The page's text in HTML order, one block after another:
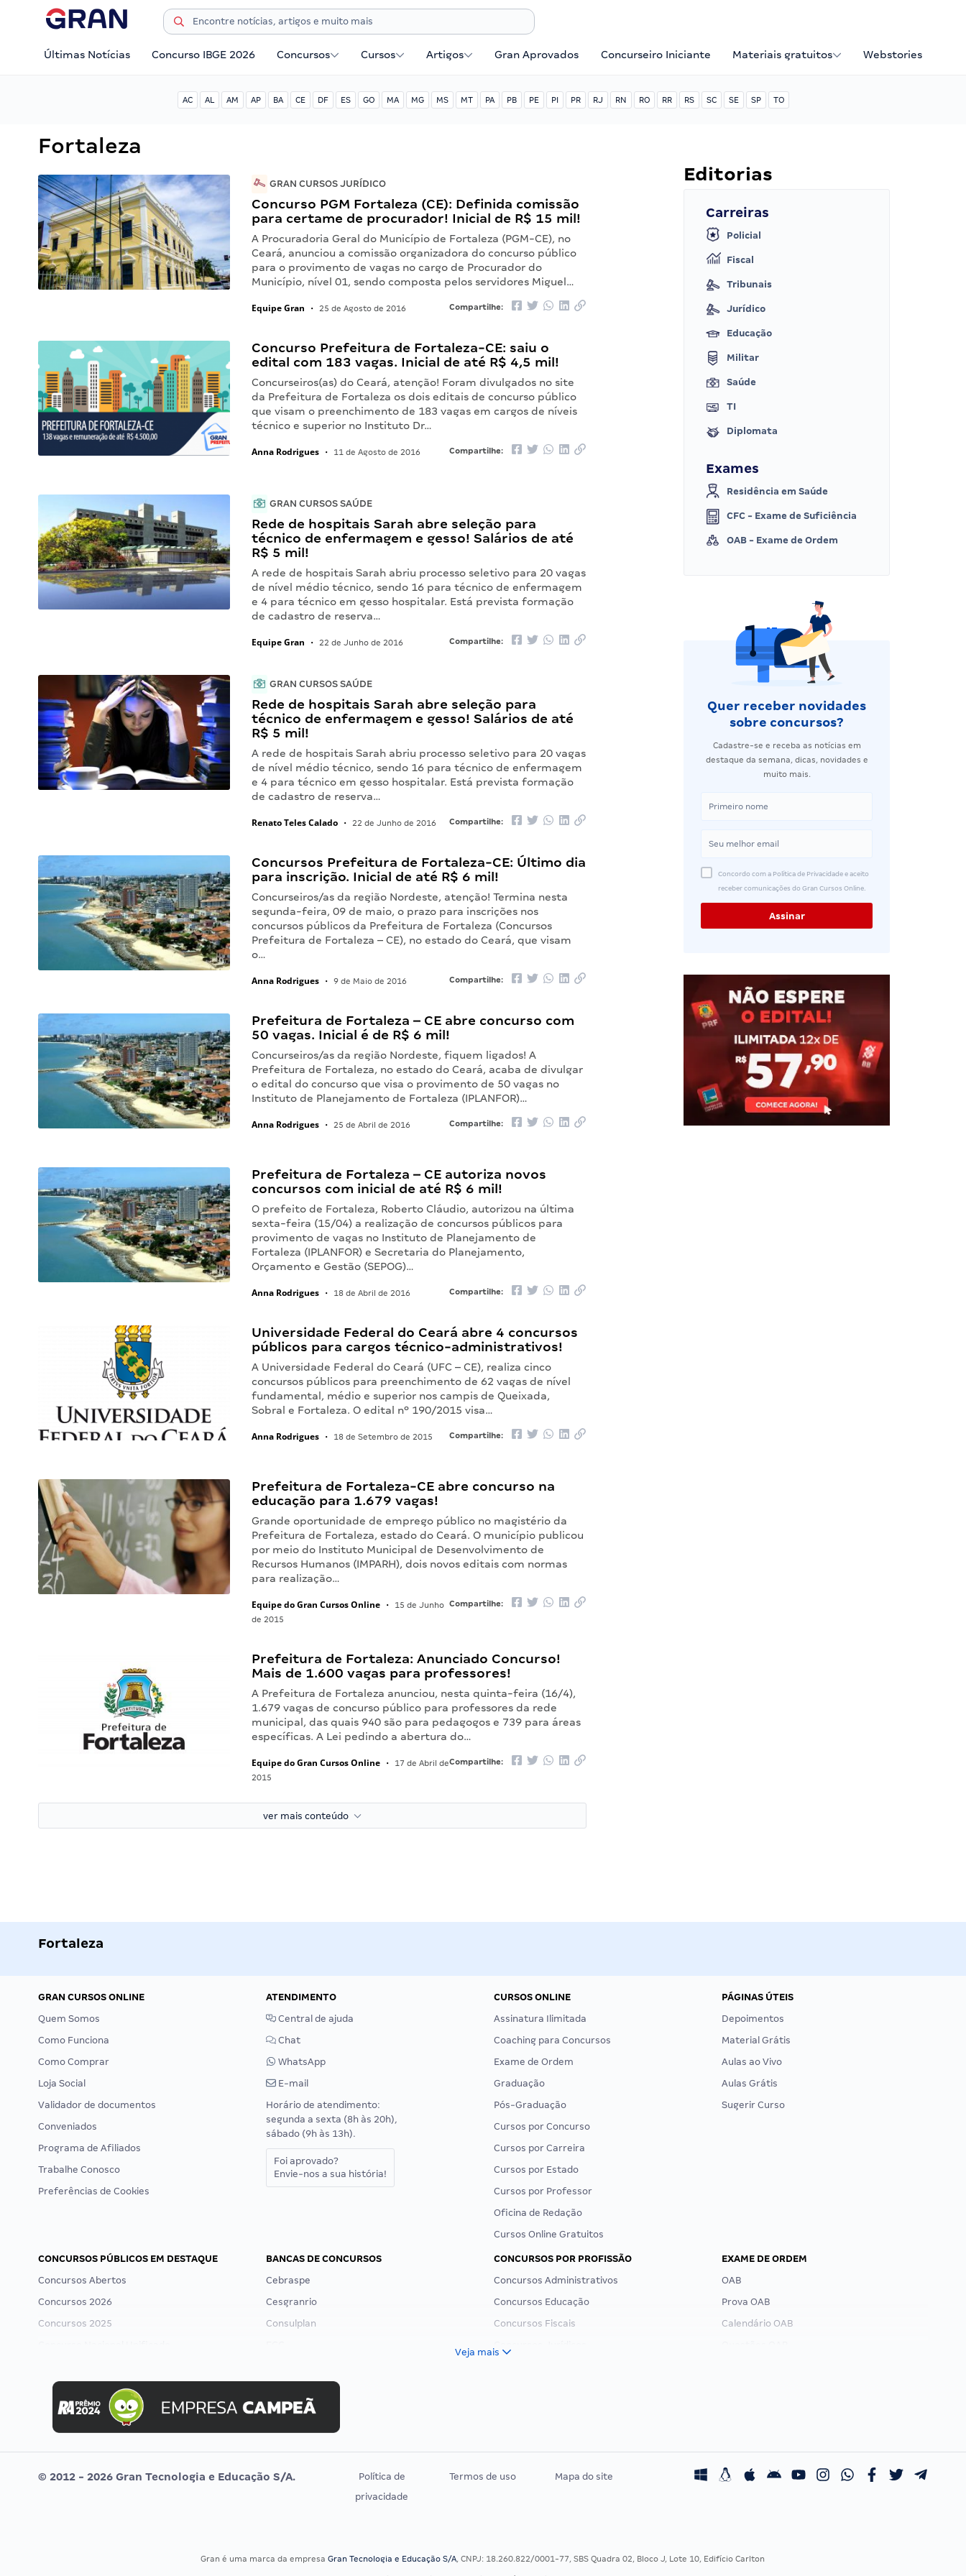
Últimas Notícias Concurso IBGE 2026 Concursos Cursos Artigos Gran Aprovados Concurseiro Iniciante Materiais gratuitos Webstories
AC AL AM AP BA CE DF ES GO MA MG MS MT PA PB PE PI PR RJ RN RO RR RS SC SE SP TO
Fortaleza
GRAN CURSOS JURÍDICO
Concurso PGM Fortaleza (CE): Definida comissão
para certame de procurador! Inicial de R$ 15 mil!
A Procuradoria Geral do Município de Fortaleza (PGM-CE), no
Ceará, anunciou a comissão organizadora do concurso público
para o provimento de vagas no cargo de Procurador do
Município, nível 01, sendo composta pelos servidores Miguel…
Equipe Gran • 25 de Agosto de 2016 Compartilhe:
Concurso Prefeitura de Fortaleza-CE: saiu o
edital com 183 vagas. Inicial de até R$ 4,5 mil!
Concurseiros(as) do Ceará, atenção! Foram divulgados no site
da Prefeitura de Fortaleza os dois editais de concurso público
que visam o preenchimento de 183 vagas em cargos de níveis
técnico e superior no Instituto Dr…
Anna Rodrigues • 11 de Agosto de 2016 Compartilhe:
GRAN CURSOS SAÚDE
Rede de hospitais Sarah abre seleção para
técnico de enfermagem e gesso! Salários de até
R$ 5 mil!
A rede de hospitais Sarah abriu processo seletivo para 20 vagas
de nível médio técnico, sendo 16 para técnico de enfermagem
e 4 para técnico em gesso hospitalar. Está prevista formação
de cadastro de reserva…
Equipe Gran • 22 de Junho de 2016 Compartilhe:
GRAN CURSOS SAÚDE
Rede de hospitais Sarah abre seleção para
técnico de enfermagem e gesso! Salários de até
R$ 5 mil!
A rede de hospitais Sarah abriu processo seletivo para 20 vagas
de nível médio técnico, sendo 16 para técnico de enfermagem
e 4 para técnico em gesso hospitalar. Está prevista formação
de cadastro de reserva…
Renato Teles Calado • 22 de Junho de 2016 Compartilhe:
Concursos Prefeitura de Fortaleza-CE: Último dia
para inscrição. Inicial de até R$ 6 mil!
Concurseiros/as da região Nordeste, atenção! Termina nesta
segunda-feira, 09 de maio, o prazo para inscrições nos
concursos públicos da Prefeitura de Fortaleza (Concursos
Prefeitura de Fortaleza – CE), no estado do Ceará, que visam
o…
Anna Rodrigues • 9 de Maio de 2016 Compartilhe:
Prefeitura de Fortaleza – CE abre concurso com
50 vagas. Inicial é de R$ 6 mil!
Concurseiros/as da região Nordeste, fiquem ligados! A
Prefeitura de Fortaleza, no estado do Ceará, acaba de divulgar
o edital do concurso que visa o provimento de 50 vagas no
Instituto de Planejamento de Fortaleza (IPLANFOR)…
Anna Rodrigues • 25 de Abril de 2016 Compartilhe:
Prefeitura de Fortaleza – CE autoriza novos
concursos com inicial de até R$ 6 mil!
O prefeito de Fortaleza, Roberto Cláudio, autorizou na última
sexta-feira (15/04) a realização de concursos públicos para
provimento de vagas no Instituto de Planejamento de
Fortaleza (IPLANFOR) e Secretaria do Planejamento,
Orçamento e Gestão (SEPOG)…
Anna Rodrigues • 18 de Abril de 2016 Compartilhe:
Universidade Federal do Ceará abre 4 concursos
públicos para cargos técnico-administrativos!
A Universidade Federal do Ceará (UFC – CE), realiza cinco
concursos públicos para preenchimento de 62 vagas de nível
fundamental, médio e superior nos campis de Queixada,
Sobral e Fortaleza. O edital nº 190/2015 visa…
Anna Rodrigues • 18 de Setembro de 2015 Compartilhe:
Prefeitura de Fortaleza-CE abre concurso na
educação para 1.679 vagas!
Grande oportunidade de emprego público no magistério da
Prefeitura de Fortaleza, estado do Ceará. O município publicou
por meio do Instituto Municipal de Desenvolvimento de
Recursos Humanos (IMPARH), dois novos editais com normas
para realização…
Equipe do Gran Cursos Online •
15 de Junho
de 2015
Compartilhe:
Prefeitura de Fortaleza: Anunciado Concurso!
Mais de 1.600 vagas para professores!
A Prefeitura de Fortaleza anunciou, nesta quinta-feira (16/4),
1.679 vagas de concurso público para professores da rede
municipal, das quais 940 são para pedagogos e 739 para áreas
específicas. A Lei pedindo a abertura do…
Equipe do Gran Cursos Online •
17 de Abril de
2015
Compartilhe:
ver mais conteúdo
Editorias
Carreiras
Policial
Fiscal
Tribunais
Jurídico
Educação
Militar
Saúde
TI
Diplomata
Exames
Residência em Saúde
CFC - Exame de Suficiência
OAB - Exame de Ordem
Quer receber novidades
sobre concursos?
Cadastre-se e receba as notícias em
destaque da semana, dicas, novidades e
muito mais.
Concordo com a Política de Privacidade e aceito
receber comunicações do Gran Cursos Online.
Fortaleza
GRAN CURSOS ONLINE
Quem Somos
Como Funciona
Como Comprar
Loja Social
Validador de documentos
Conveniados
Programa de Afiliados
Trabalhe Conosco
Preferências de Cookies
ATENDIMENTO
Central de ajuda
Chat
WhatsApp
E-mail
Horário de atendimento:
segunda a sexta (8h às 20h),
sábado (9h às 13h).
Foi aprovado?
Envie-nos a sua história!
CURSOS ONLINE
Assinatura Ilimitada
Coaching para Concursos
Exame de Ordem
Graduação
Pós-Graduação
Cursos por Concurso
Cursos por Carreira
Cursos por Estado
Cursos por Professor
Oficina de Redação
Cursos Online Gratuitos
PÁGINAS ÚTEIS
Depoimentos
Material Grátis
Aulas ao Vivo
Aulas Grátis
Sugerir Curso
CONCURSOS PÚBLICOS EM DESTAQUE
Concursos Abertos
Concursos 2026
Concursos 2025
Concurso MPU
Editais publicados
BANCAS DE CONCURSOS
Cebraspe
Cesgranrio
Consulplan
Selecon
Uniase
Vunesp
CONCURSOS POR PROFISSÃO
Concursos Administrativos
Concursos Educação
Concursos Fiscais
Residência Multiprofissional
EXAME DE ORDEM
OAB
Prova OAB
Calendário OAB
Veja mais
© 2012 - 2026 Gran Tecnologia e Educação S/A.
Política de
privacidade
Termos de uso Mapa do site
Gran é uma marca da empresaGran Tecnologia e Educação S/A, CNPJ: 18.260.822/0001-77, SBS Quadra 02, Bloco J, Lote 10, Edifício Carlton